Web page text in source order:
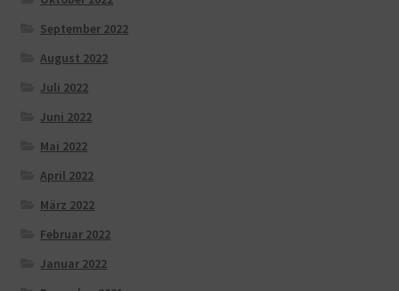
September 2022
August 2022
Juli 2022
Juni 2022
Mai 2022
April 2022
März 2022
Februar 2022
Januar 2022